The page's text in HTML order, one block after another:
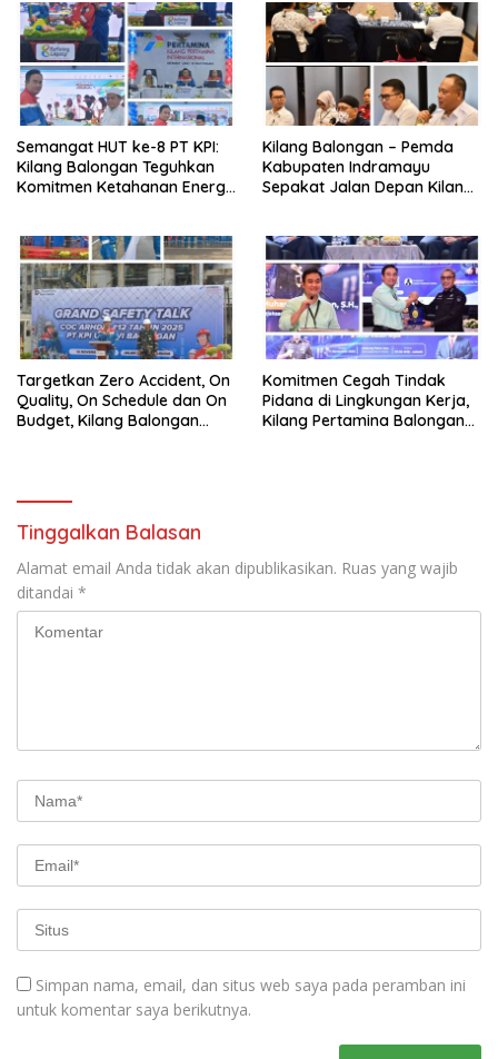
Semangat HUT ke-8 PT KPI:
Kilang Balongan Teguhkan
Komitmen Ketahanan Energi
Yayasan Pendidikan
Kilang Balongan – Pemda
Kabupaten Indramayu
Sepakat Jalan Depan Kilang
Sukaurip-Sukareja
Targetkan Zero Accident, On
Quality, On Schedule dan On
Budget, Kilang Balongan
Komitmen Cegah Tindak
Pidana di Lingkungan Kerja,
Kilang Pertamina Balongan
Tinggalkan Balasan
Alamat email Anda tidak akan dipublikasikan. Ruas yang wajib
ditandai *
Simpan nama, email, dan situs web saya pada peramban ini
untuk komentar saya berikutnya.